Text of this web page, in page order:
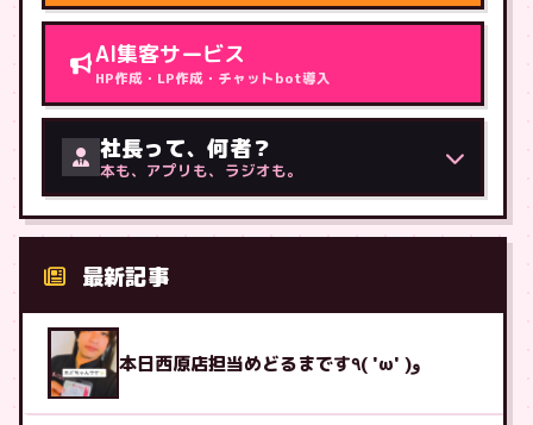
AI集客サービス
HP作成・LP作成・チャットbot導入
社長って、何者？
本も、アプリも、ラジオも。
最新記事
本日西原店担当めどるまです٩( 'ω' )و